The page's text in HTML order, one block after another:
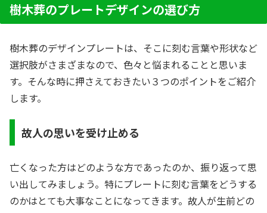
樹木葬のプレートデザインの選び方
樹木葬のデザインプレートは、そこに刻む言葉や形状など
選択肢がさまざまなので、色々と悩まれることと思いま
す。そんな時に押さえておきたい３つのポイントをご紹介
します。
故人の思いを受け止める
亡くなった方はどのような方であったのか、振り返って思
い出してみましょう。特にプレートに刻む言葉をどうする
のかはとても大事なことになってきます。故人が生前どの